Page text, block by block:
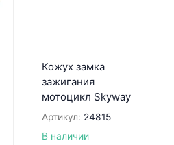
Кожух замка
зажигания
мотоцикл Skyway
Артикул: 24815
В наличии